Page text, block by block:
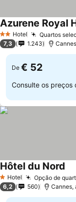
2 Estrelas
Hotel Quartos
Azurene Royal
7,3 1.243
De € 52
Consulte os preços
1 Estrelas
Hotel Opção de
Hôtel du Nord
6,2 560 Cannes,